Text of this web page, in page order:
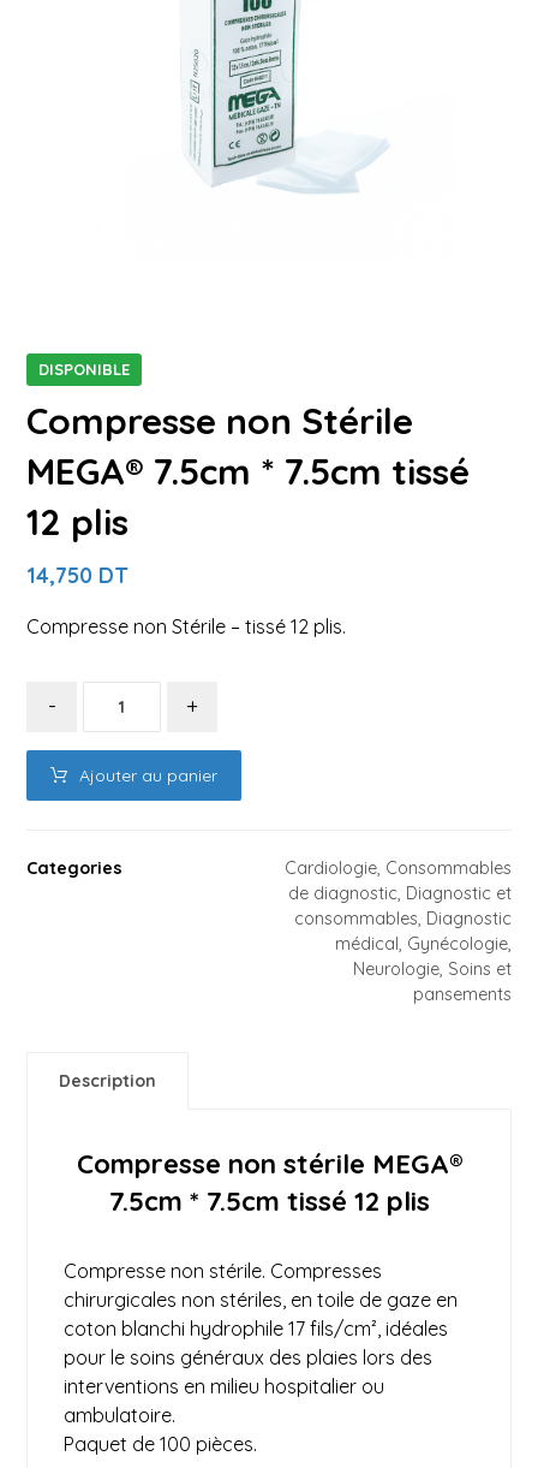
DISPONIBLE
Compresse non Stérile
MEGA® 7.5cm * 7.5cm tissé
12 plis
14,750 DT
Compresse non Stérile – tissé 12 plis.
- +
Ajouter au panier
Categories Cardiologie, Consommables
de diagnostic, Diagnostic et
consommables, Diagnostic
médical, Gynécologie,
Neurologie, Soins et
pansements
Description
Compresse non stérile MEGA®
7.5cm * 7.5cm tissé 12 plis
Compresse non stérile. Compresses
chirurgicales non stériles, en toile de gaze en
coton blanchi hydrophile 17 fils/cm², idéales
pour le soins généraux des plaies lors des
interventions en milieu hospitalier ou
ambulatoire.
Paquet de 100 pièces.